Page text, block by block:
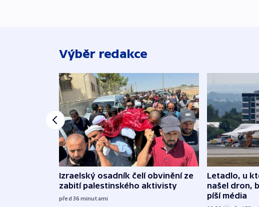
Výběr redakce
Izraelský osadník čelí obvinění ze
zabití palestinského aktivisty
před 36 minutami
Letadlo, u
našel dron,
píší média